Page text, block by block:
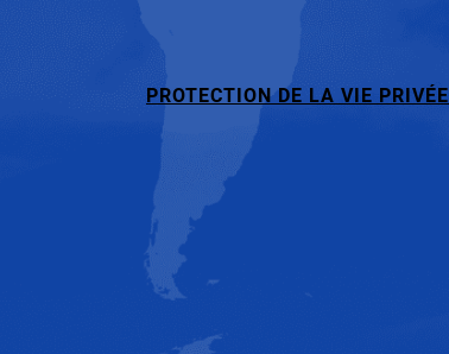
PROTECTION DE LA VIE PRIVÉE